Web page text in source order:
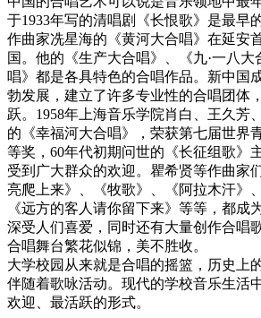
于1933年写的清唱剧《长恨歌》是最早
作曲家冼星海的《黄河大合唱》在延安
国。他的《生产大合唱》、《九·一八
唱》都是各具特色的合唱作品。新中国
勃发展，建立了许多专业性的合唱团体
跃。1958年上海音乐学院肖白、王久芳
的《幸福河大合唱》，荣获第七届世界
等奖，60年代初期问世的《长征组歌》
受到广大群众的欢迎。瞿希贤等作曲家
亮爬上来》、《牧歌》、《阿拉木汗》
《远方的客人请你留下来》等等，都成
深受人们喜爱，同时还有大量创作合唱
合唱舞台繁花似锦，美不胜收。
大学校园从来就是合唱的摇篮，历史上
伴随着歌咏活动。现代的学校音乐生活
欢迎、最活跃的形式。